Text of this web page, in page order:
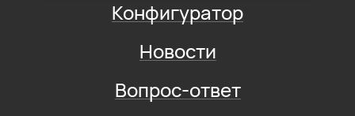
Конфигуратор
Новости
Вопрос-ответ